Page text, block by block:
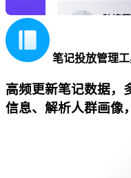
笔记投放管理
高频更新笔记数据，
信息、解析人群画像